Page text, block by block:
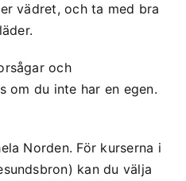
vädret, och ta med bra
och
om du inte har en egen.
Norden. För kurserna i
kan du välja